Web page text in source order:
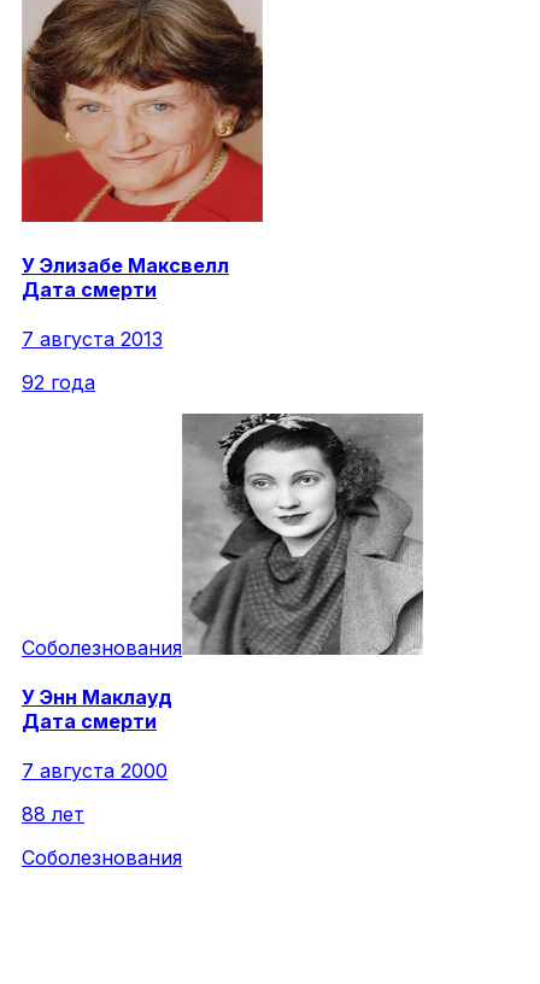
У Элизабе Максвелл
Дата смерти
7 августа 2013
92 года
Соболезнования
У Энн Маклауд
Дата смерти
7 августа 2000
88 лет
Соболезнования